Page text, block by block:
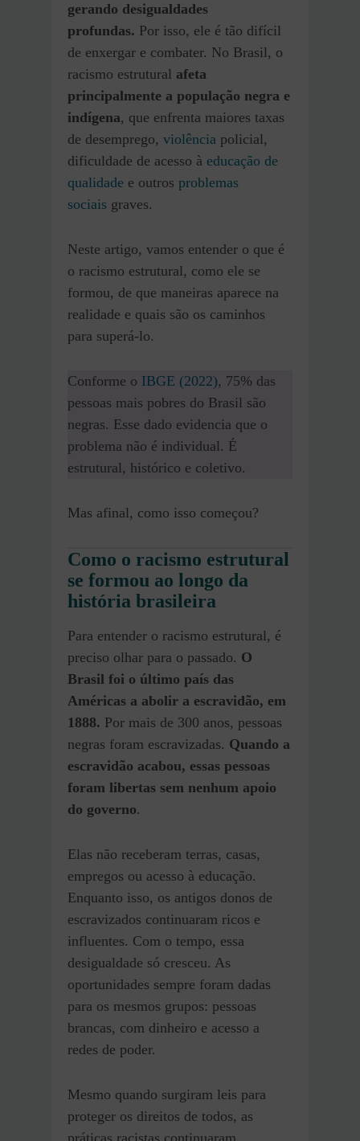
gerando desigualdades
profundas. Por isso, ele é tão difícil
de enxergar e combater. No Brasil, o
racismo estrutural afeta
principalmente a população negra e
indígena, que enfrenta maiores taxas
de desemprego, violência policial,
dificuldade de acesso à educação de
qualidade e outros problemas
sociais graves.
Neste artigo, vamos entender o que é
o racismo estrutural, como ele se
formou, de que maneiras aparece na
realidade e quais são os caminhos
para superá-lo.
Conforme o IBGE (2022), 75% das
pessoas mais pobres do Brasil são
negras. Esse dado evidencia que o
problema não é individual. É
estrutural, histórico e coletivo.
Mas afinal, como isso começou?
Como o racismo estrutural
se formou ao longo da
história brasileira
Para entender o racismo estrutural, é
preciso olhar para o passado. O
Brasil foi o último país das
Américas a abolir a escravidão, em
1888. Por mais de 300 anos, pessoas
negras foram escravizadas. Quando a
escravidão acabou, essas pessoas
foram libertas sem nenhum apoio
do governo.
Elas não receberam terras, casas,
empregos ou acesso à educação.
Enquanto isso, os antigos donos de
escravizados continuaram ricos e
influentes. Com o tempo, essa
desigualdade só cresceu. As
oportunidades sempre foram dadas
para os mesmos grupos: pessoas
brancas, com dinheiro e acesso a
redes de poder.
Mesmo quando surgiram leis para
proteger os direitos de todos, as